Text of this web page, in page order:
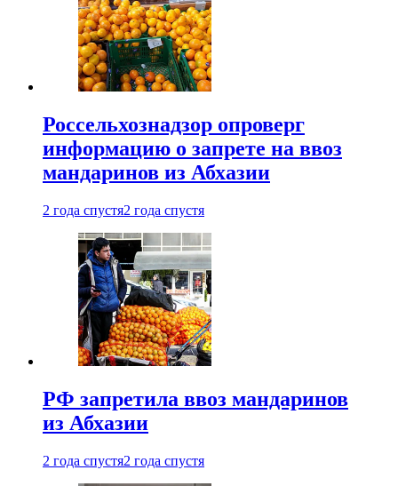
Россельхознадзор опроверг
информацию о запрете на ввоз
мандаринов из Абхазии
2 года спустя2 года спустя
РФ запретила ввоз мандаринов
из Абхазии
2 года спустя2 года спустя